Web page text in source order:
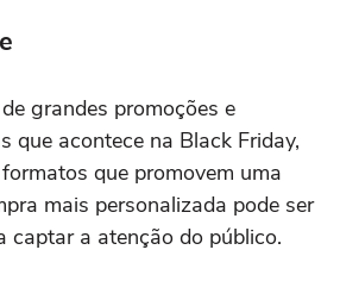
grandes promoções e
que acontece na Black Friday,
que promovem uma
mais personalizada pode ser
captar a atenção do público.